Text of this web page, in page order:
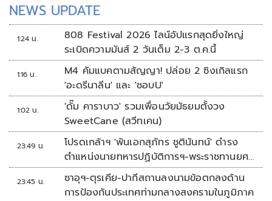
NEWS UPDATE
1:24 น.
808 Festival 2026 ไลน์อัปแรกสุดยิ่งใหญ่
ระเบิดความมันส์ 2 วันเต็ม 2-3 ต.ค.นี้
1:16 น.
M4 คัมแบคตามสัญญา! ปล่อย 2 ซิงเกิลแรก
'อะดรีนาลีน' และ 'ชอบU'
1:02 น.
'ดั๊ม คาราบาว' รวมเพื่อนวัยมัธยมตั้งวง
SweetCane (สวีทเคน)
23:49 น.
โปรดเกล้าฯ 'พันเอกสุภัทร ชูตินันทน์' ดำรง
ตำแหน่งนายทหารปฏิบัติการฯ-พระราชทานยศ
'พลตรี'
23:45 น.
ซาอุฯ-ตุรเคีย-ปากีสถานลงนามข้อตกลงด้าน
การป้องกันประเทศท่ามกลางสงครามในภูมิภาค